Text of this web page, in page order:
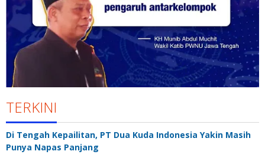
TERKINI
Di Tengah Kepailitan, PT Dua Kuda Indonesia Yakin Masih
Punya Napas Panjang